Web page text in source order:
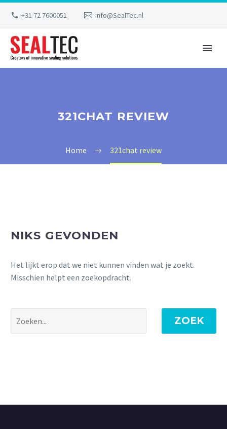
+31 72 7600051 info@SealTec.nl
321CHAT REVIEW
Home 321chat review
NIKS GEVONDEN
Het lijkt erop dat we niet kunnen vinden wat je zoekt.
Misschien helpt een zoekopdracht.
ZOEK